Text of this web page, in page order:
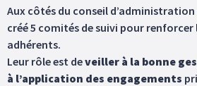
Aux côtés du conseil d’administration
créé 5 comités de suivi pour
adhérents.
Leur rôle est deveiller à la bonne
à l’application des engagements